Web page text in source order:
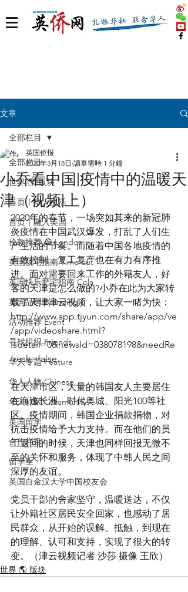
文章
全部栏目
世界 🌎 版块
首页丨华人生活
首页丨融入英国
伦敦推荐 🎡 London
英国脱宅指南 Time out
英国快乐肥宅指南 Cola
英国品牌 Branding
活动推荐 Event
寻找组织 Friends
华人专题 Feature
华人人物 Chinese
华人社区 Community
英国留学
合作栏目
留学生
英国白金汉大学中国校友会
全部栏目
小乔看中国|疫情中的温暖天
津（视频|上）
英国侨报
2020年3月18日 讀畢需時 1 分鐘
2020年的春节，一场突如其来的新冠肺
炎疫情在中国武汉爆发，打乱了人们生
产生活的节奏。而随着中国各地疫情的
有效控制，复工复产也在有力有序推
进。面对需要回来工作的外籍友人，好
客的天津是怎么做的?小乔在此为大家转
载了天津津云视频，让大家一睹为快：
http://www.app.tjyun.com/share/app/ve
/app/videoshare.html?
isdetail=0&newsId=038078198&needRe
fresh=false
在天津市区，大量的韩国友人主要居住
在海逸长洲、时代奥城、阳光100等社
区。疫情期间，韩国企业捐款捐物，对
抗击疫情给予大力支持。而在他们的员
工返回的时候，天津也同样回报无微不
至的关怀和服务，体现了中韩人民之间
深厚的友谊。
党员干部的舍家坚守，温暖送达，不仅
让外籍社区居民安全回家，也感动了居
民群众，从开始的误解、抵触，到现在
的理解、认可和支持，实现了很大的转
变。（津云视频记者 沙莎 摄像 王欣）
世界 🌎 版块